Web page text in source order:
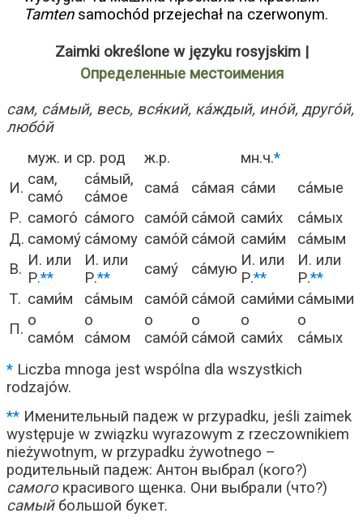
Tamtensamochód przejechał na czerwonym.
Zaimki określone w języku rosyjskim |
Определенные местоимения
сам, са́мый, весь, вся́кий, ка́ждый, ино́й, друго́й,
любо́й
муж. и ср. род
ж.р. мн.ч.*
И. сам,
само́
са́мый,
са́мое
сама́ са́мая са́ми
са́мые
Р. самого́ са́мого само́й са́мой сами́х
са́мых
Д. самому́ са́мому само́й са́мой сами́м
са́мым
В. И. или
Р.**
И. или
Р.** саму́ са́мую И. или
Р.**
И. или
Р.**
Т. сами́м са́мым само́й са́мой сами́ми са́мыми
П. о
само́м
о
са́мом
о
само́й
о
са́мой
о
сами́х
о
са́мых
* Liczba mnoga jest wspólna dla wszystkich
rodzajów.
** Именительный падеж w przypadku, jeśli zaimek
występuje w związku wyrazowym z rzeczownikiem
nieżywotnym, w przypadku żywotnego –
родительный падеж: Антон выбрал (кого?)
самогокрасивого щенка. Они выбрали (что?)
самыйбольшой букет.